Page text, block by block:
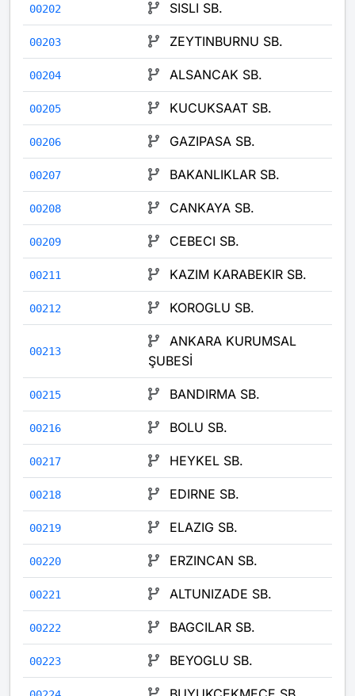
00202 SISLI SB.
00203 ZEYTINBURNU SB.
00204 ALSANCAK SB.
00205 KUCUKSAAT SB.
00206 GAZIPASA SB.
00207 BAKANLIKLAR SB.
00208 CANKAYA SB.
00209 CEBECI SB.
00211 KAZIM KARABEKIR SB.
00212 KOROGLU SB.
00213
ANKARA KURUMSAL
ŞUBESİ
00215 BANDIRMA SB.
00216 BOLU SB.
00217 HEYKEL SB.
00218 EDIRNE SB.
00219 ELAZIG SB.
00220 ERZINCAN SB.
00221 ALTUNIZADE SB.
00222 BAGCILAR SB.
00223 BEYOGLU SB.